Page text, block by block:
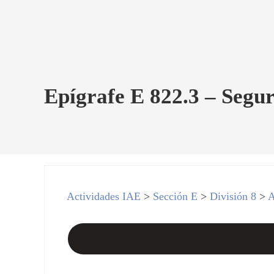
Epígrafe E 822.3 –
Actividades IAE > Sección E >División 8 >